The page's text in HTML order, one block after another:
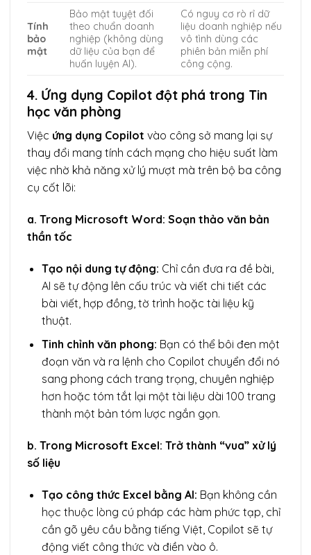
Tính
bảo
mật
Bảo mật tuyệt đối
theo chuẩn doanh
nghiệp (không dùng
dữ liệu của bạn để
huấn luyện AI).
Có nguy cơ rò rỉ dữ
liệu doanh nghiệp nếu
vô tình dùng các
phiên bản miễn phí
công cộng.
4. Ứng dụng Copilot đột phá trong Tin
học văn phòng
Việc ứng dụng Copilot vào công sở mang lại sự
thay đổi mang tính cách mạng cho hiệu suất làm
việc nhờ khả năng xử lý mượt mà trên bộ ba công
cụ cốt lõi:
a. Trong Microsoft Word: Soạn thảo văn bản
thần tốc
Tạo nội dung tự động: Chỉ cần đưa ra đề bài,
AI sẽ tự động lên cấu trúc và viết chi tiết các
bài viết, hợp đồng, tờ trình hoặc tài liệu kỹ
thuật.
Tinh chỉnh văn phong: Bạn có thể bôi đen một
đoạn văn và ra lệnh cho Copilot chuyển đổi nó
sang phong cách trang trọng, chuyên nghiệp
hơn hoặc tóm tắt lại một tài liệu dài 100 trang
thành một bản tóm lược ngắn gọn.
b. Trong Microsoft Excel: Trở thành “vua” xử lý
số liệu
Tạo công thức Excel bằng AI: Bạn không cần
học thuộc lòng cú pháp các hàm phức tạp, chỉ
cần gõ yêu cầu bằng tiếng Việt, Copilot sẽ tự
động viết công thức và điền vào ô.